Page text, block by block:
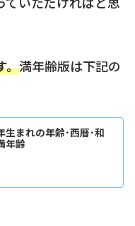
。満年齢版は下記の
生まれの年齢･西暦･和
年齢